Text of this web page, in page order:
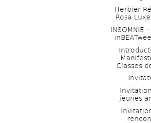
Herbier
Rosa
INSOMNIE
Classes
jeunes